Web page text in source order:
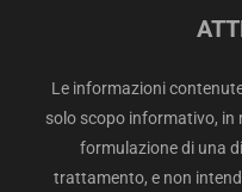
Le informazioni
solo scopo informativo, in
formulazione di una
trattamento, e non